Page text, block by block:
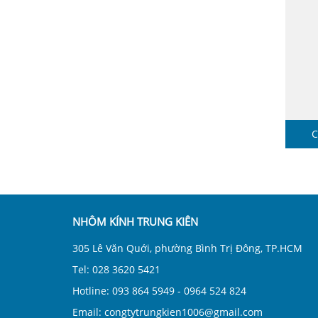
NHÔM KÍNH TRUNG KIÊN
305 Lê Văn Quới, phường Bình Trị Đông, TP.HCM
Tel: 028 3620 5421
Hotline: 093 864 5949 - 0964 524 824
Email: congtytrungkien1006@gmail.com